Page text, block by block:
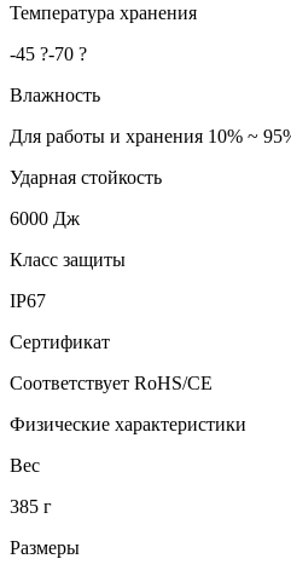
Температура хранения
-45 ?-70 ?
Влажность
Для работы и хранения 10% ~
Ударная стойкость
6000 Дж
Класс защиты
IP67
Сертификат
Соответствует RoHS/CE
Физические характеристики
Вес
385 г
Размеры